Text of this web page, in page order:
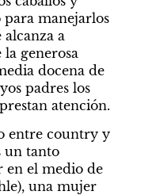
manejarlos
alcanza a
generosa
docena de
padres los
atención.
entre country y
un tanto
en el medio de
una mujer